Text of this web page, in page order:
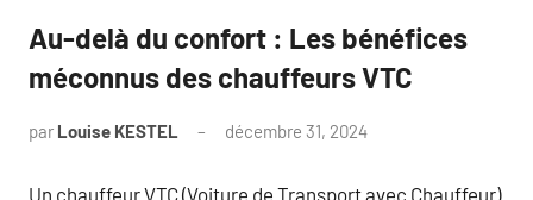
Au-delà du confort : Les bénéfices
méconnus des chauffeurs VTC
par Louise KESTEL décembre 31, 2024
Un chauffeur VTC (Voiture de Transport avec Chauffeur)